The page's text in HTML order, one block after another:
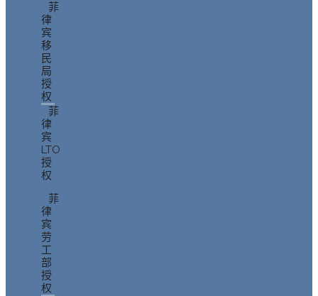
菲
律
宾
移
民
局
授
权
菲
律
宾
LTO
授
权
菲
律
宾
劳
工
部
授
权